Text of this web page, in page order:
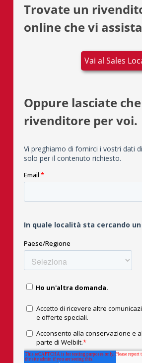
Trovate un
online che vi
Vai al Sales
Oppure lasciate
rivenditore per voi.